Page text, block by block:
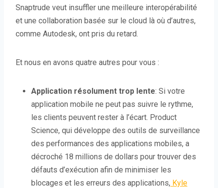
Snaptrude veut insuffler une meilleure interopérabilité
et une collaboration basée sur le cloud là où d’autres,
comme Autodesk, ont pris du retard.
Et nous en avons quatre autres pour vous :
Application résolument trop lente: Si votre
application mobile ne peut pas suivre le rythme,
les clients peuvent rester à l’écart. Product
Science, qui développe des outils de surveillance
des performances des applications mobiles, a
décroché 18 millions de dollars pour trouver des
défauts d’exécution afin de minimiser les
blocages et les erreurs des applications, Kyle